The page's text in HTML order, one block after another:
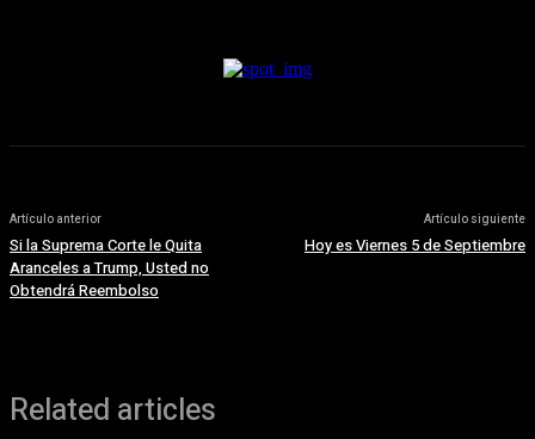
Artículo anterior
Si la Suprema Corte le Quita
Aranceles a Trump, Usted no
Obtendrá Reembolso
Artículo siguiente
Hoy es Viernes 5 de Septiembre
Related articles